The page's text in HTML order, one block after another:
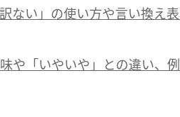
ない」の使い方や言い換え
や「いやいや」との違い、